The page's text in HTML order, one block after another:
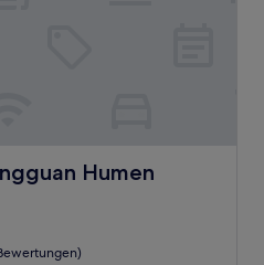
Humen
Humen